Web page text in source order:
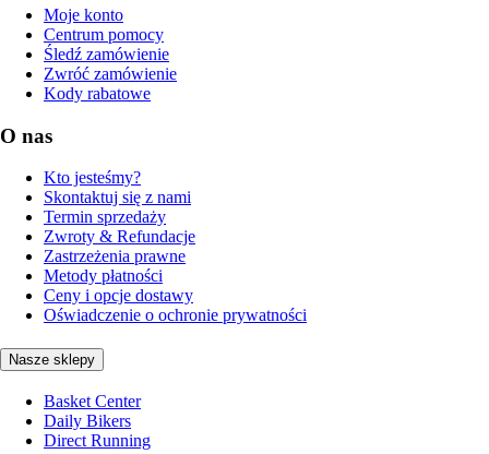
Moje konto
Centrum pomocy
Śledź zamówienie
Zwróć zamówienie
Kody rabatowe
O nas
Kto jesteśmy?
Skontaktuj się z nami
Termin sprzedaży
Zwroty & Refundacje
Zastrzeżenia prawne
Metody płatności
Ceny i opcje dostawy
Oświadczenie o ochronie prywatności
Nasze sklepy
Basket Center
Daily Bikers
Direct Running